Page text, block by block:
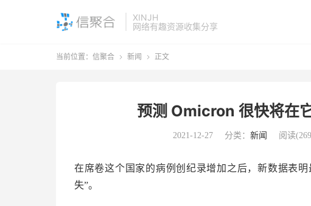
XINJH
网络有趣资源收集分享
当前位置： 信聚合  新闻  正文
预测 Omicron 很快将在
2021-12-27 分类： 新闻 阅读(269
在席卷这个国家的病例创纪录增加之后，新数据表
失”。